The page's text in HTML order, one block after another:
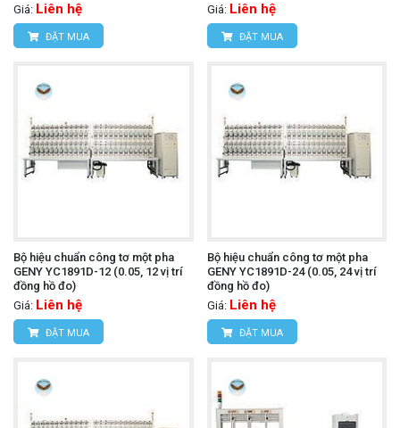
Giá: Liên hệ
ĐẶT MUA
Giá: Liên hệ
ĐẶT MUA
Bộ hiệu chuẩn công tơ một pha
GENY YC1891D-12 (0.05, 12 vị trí
đồng hồ đo)
Giá: Liên hệ
ĐẶT MUA
Bộ hiệu chuẩn công tơ một pha
GENY YC1891D-24 (0.05, 24 vị trí
đồng hồ đo)
Giá: Liên hệ
ĐẶT MUA